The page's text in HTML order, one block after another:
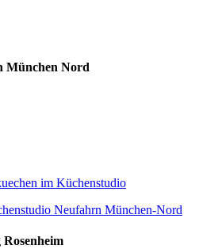
München Nord
im Küchenstudio
Neufahrn München-Nord